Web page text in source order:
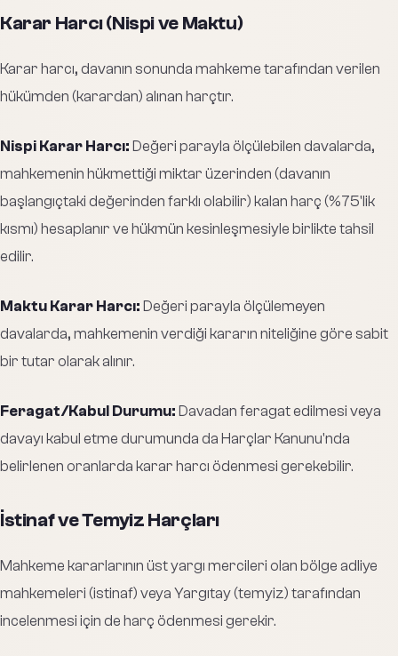
Karar Harcı (Nispi ve Maktu)
Karar harcı, davanın sonunda mahkeme tarafından verilen
hükümden (karardan) alınan harçtır.
Nispi Karar Harcı: Değeri parayla ölçülebilen davalarda,
mahkemenin hükmettiği miktar üzerinden (davanın
başlangıçtaki değerinden farklı olabilir) kalan harç (%75'lik
kısmı) hesaplanır ve hükmün kesinleşmesiyle birlikte tahsil
edilir.
Maktu Karar Harcı: Değeri parayla ölçülemeyen
davalarda, mahkemenin verdiği kararın niteliğine göre sabit
bir tutar olarak alınır.
Feragat/Kabul Durumu: Davadan feragat edilmesi veya
davayı kabul etme durumunda da Harçlar Kanunu'nda
belirlenen oranlarda karar harcı ödenmesi gerekebilir.
İstinaf ve Temyiz Harçları
Mahkeme kararlarının üst yargı mercileri olan bölge adliye
mahkemeleri (istinaf) veya Yargıtay (temyiz) tarafından
incelenmesi için de harç ödenmesi gerekir.